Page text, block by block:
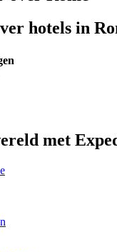
hotels in
met